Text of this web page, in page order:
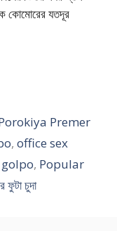
কোমোরের যতদূর
Premer
, office sex
, Popular
ফুটা চুদা